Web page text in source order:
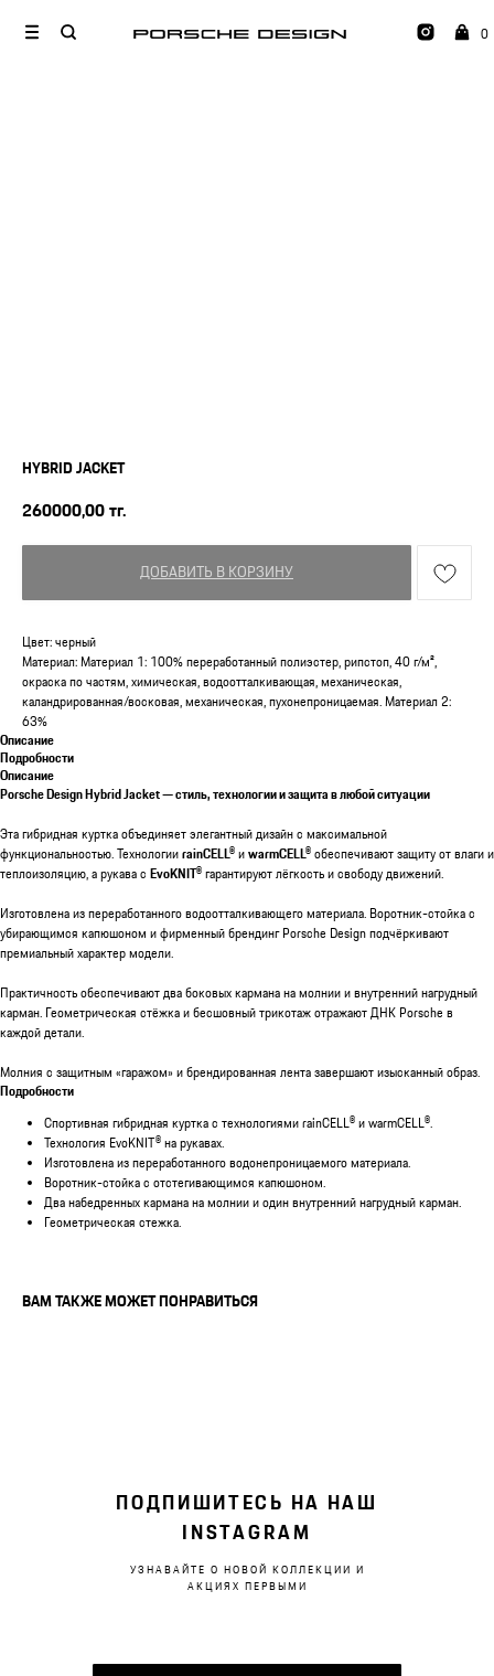
0
HYBRID JACKET
260000,00тг.
ДОБАВИТЬ В КОРЗИНУ
Цвет: черный
Материал: Материал 1: 100% переработанный полиэстер, рипстоп, 40 г/м²,
окраска по частям, химическая, водоотталкивающая, механическая,
каландрированная/восковая, механическая, пухонепроницаемая. Материал 2:
63%
Описание
Подробности
Описание
Porsche Design Hybrid Jacket — стиль, технологии и защита в любой ситуации
Эта гибридная куртка объединяет элегантный дизайн с максимальной
функциональностью. ТехнологииrainCELL®иwarmCELL®обеспечивают защиту от влаги и
теплоизоляцию, а рукава с EvoKNIT®гарантируют лёгкость и свободу движений.
Изготовлена из переработанного водоотталкивающего материала. Воротник-стойка с
убирающимся капюшоном и фирменный брендинг Porsche Design подчёркивают
премиальный характер модели.
Практичность обеспечивают два боковых кармана на молнии и внутренний нагрудный
карман. Геометрическая стёжка и бесшовный трикотаж отражают ДНК Porsche в
каждой детали.
Молния с защитным «гаражом» и брендированная лента завершают изысканный образ.
Подробности
Спортивная гибридная куртка с технологиями rainCELL® и warmCELL®.
Технология EvoKNIT® на рукавах.
Изготовлена из переработанного водонепроницаемого материала.
Воротник-стойка с отстегивающимся капюшоном.
Два набедренных кармана на молнии и один внутренний нагрудный карман.
Геометрическая стежка.
ВАМ ТАКЖЕ МОЖЕТ ПОНРАВИТЬСЯ
ПОДПИШИТЕСЬ НА НАШ
INSTAGRAM
УЗНАВАЙТЕ О НОВОЙ КОЛЛЕКЦИИ И
АКЦИЯХ ПЕРВЫМИ